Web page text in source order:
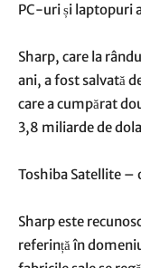
PC-uri și laptopuri
Sharp, care la
ani, a fost salvată
care a cumpărat
3,8 miliarde de
Toshiba Satellite –
Sharp este
referință în